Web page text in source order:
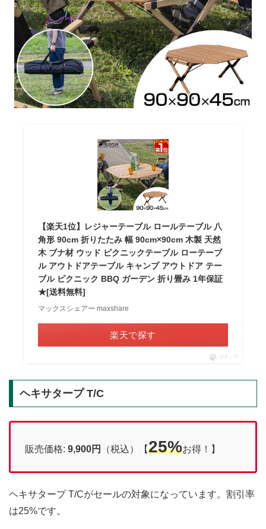
【楽天1位】レジャーテーブル ロールテーブル 八
角形 90cm 折りたたみ 幅 90cm×90cm 木製 天然
木 ブナ材 ウッド ピクニックテーブル ローテーブ
ル アウトドアテーブル キャンプ アウトドア テー
ブル ピクニック BBQ ガーデン 折り畳み 1年保証
★[送料無料]
マックスシェアー maxshare
楽天で探す
ポチップ
ヘキサタープ T/C
販売価格: 9,900円 （税込）【25%お得！】
ヘキサタープ T/Cがセールの対象になっています。割引率
は25%です。